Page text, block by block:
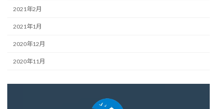
2021年2月
2021年1月
2020年12月
2020年11月